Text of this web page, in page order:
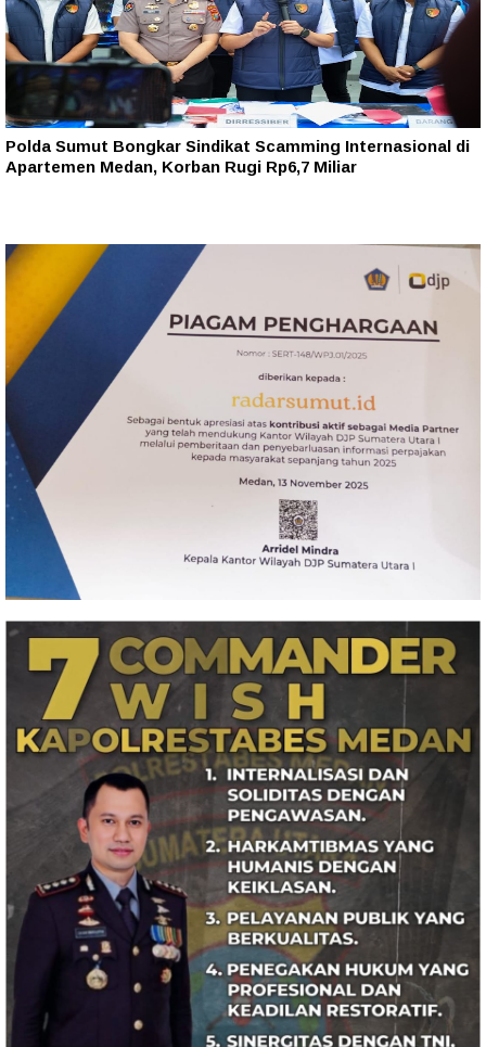
Polda Sumut Bongkar Sindikat Scamming Internasional di
Apartemen Medan, Korban Rugi Rp6,7 Miliar